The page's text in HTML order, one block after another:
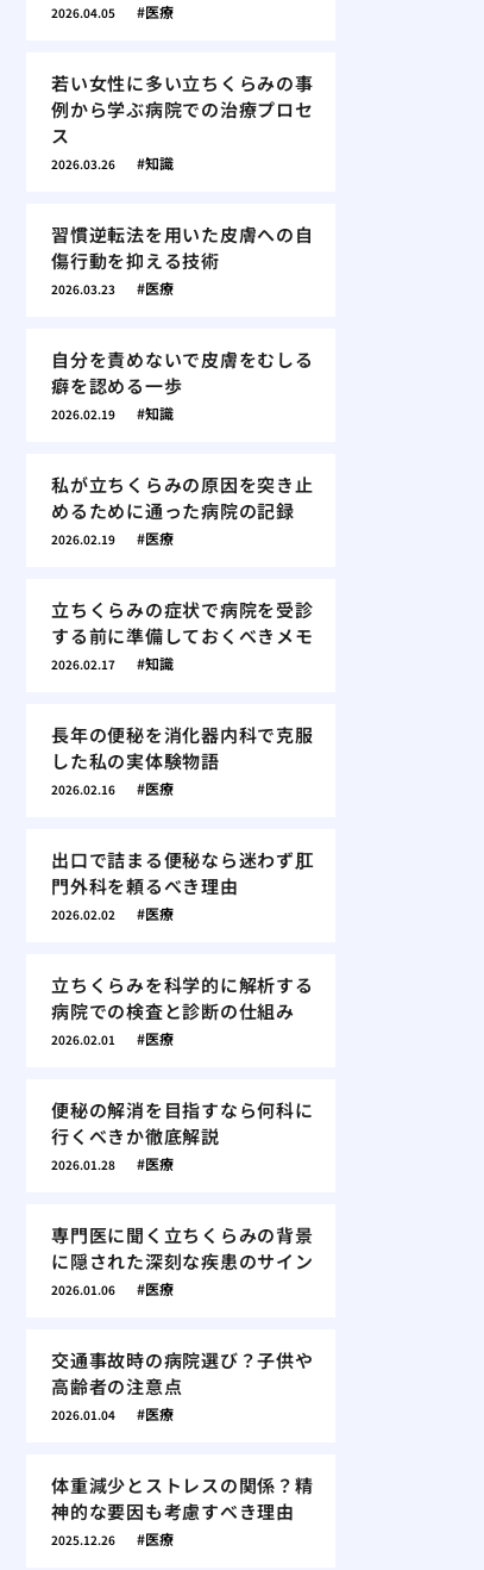
2026.04.05 医療
若い女性に多い立ちくらみの事
例から学ぶ病院での治療プロセ
ス
2026.03.26 知識
習慣逆転法を用いた皮膚への自
傷行動を抑える技術
2026.03.23 医療
自分を責めないで皮膚をむしる
癖を認める一歩
2026.02.19 知識
私が立ちくらみの原因を突き止
めるために通った病院の記録
2026.02.19 医療
立ちくらみの症状で病院を受診
する前に準備しておくべきメモ
2026.02.17 知識
長年の便秘を消化器内科で克服
した私の実体験物語
2026.02.16 医療
出口で詰まる便秘なら迷わず肛
門外科を頼るべき理由
2026.02.02 医療
立ちくらみを科学的に解析する
病院での検査と診断の仕組み
2026.02.01 医療
便秘の解消を目指すなら何科に
行くべきか徹底解説
2026.01.28 医療
専門医に聞く立ちくらみの背景
に隠された深刻な疾患のサイン
2026.01.06 医療
交通事故時の病院選び？子供や
高齢者の注意点
2026.01.04 医療
体重減少とストレスの関係？精
神的な要因も考慮すべき理由
2025.12.26 医療